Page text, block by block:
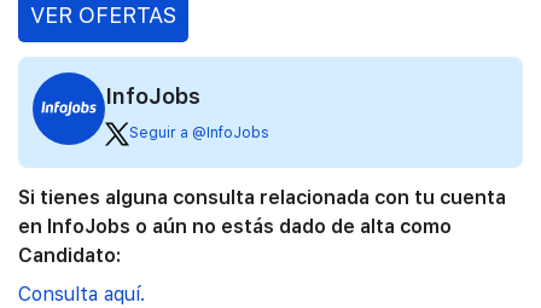
VER OFERTAS
InfoJobs
Seguir a @InfoJobs
Si tienes alguna consulta relacionada con tu cuenta
en InfoJobs o aún no estás dado de alta como
Candidato:
Consulta aquí.